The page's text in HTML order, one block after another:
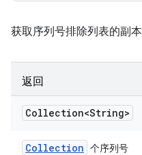
获取序列号排除列表的副本
返回
Collection<String>
Collection 个序列号